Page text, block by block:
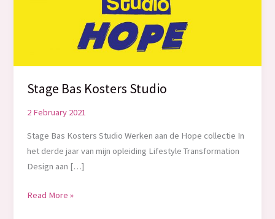
Stage Bas Kosters Studio
2 February 2021
Stage Bas Kosters Studio Werken aan de Hope collectie In
het derde jaar van mijn opleiding Lifestyle Transformation
Design aan […]
Stage
Read More »